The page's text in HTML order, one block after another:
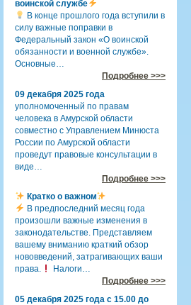
воинской службе
В конце прошлого года вступили в
силу важные поправки в
Федеральный закон «О воинской
обязанности и военной службе».
Основные…
Подробнее >>>
09 декабря 2025 года
уполномоченный по правам
человека в Амурской области
совместно с Управлением Минюста
России по Амурской области
проведут правовые консультации в
виде…
Подробнее >>>
Кратко о важном
В предпоследний месяц года
произошли важные изменения в
законодательстве. Представляем
вашему вниманию краткий обзор
нововведений, затрагивающих ваши
права.
Налоги…
Подробнее >>>
05 декабря 2025 года с 15.00 до